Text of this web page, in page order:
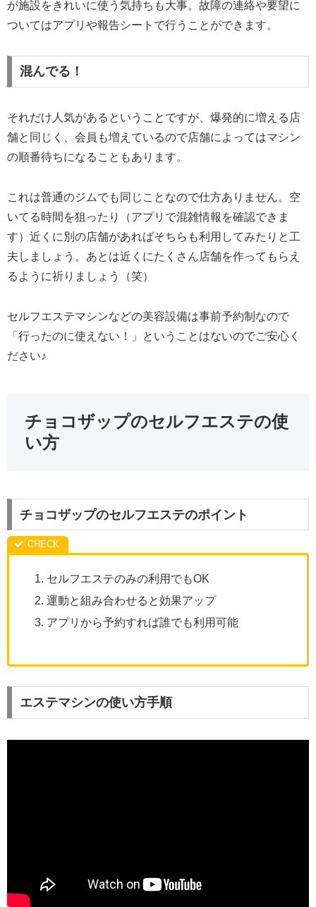
が施設をきれいに使う気持ちも大事。故障の連絡や要望に
ついてはアプリや報告シートで行うことができます。
混んでる！
それだけ人気があるということですが、爆発的に増える店
舗と同じく、会員も増えているので店舗によってはマシン
の順番待ちになることもあります。
これは普通のジムでも同じことなので仕方ありません。空
いてる時間を狙ったり（アプリで混雑情報を確認できま
す）近くに別の店舗があればそちらも利用してみたりと工
夫しましょう。あとは近くにたくさん店舗を作ってもらえ
るように祈りましょう（笑）
セルフエステマシンなどの美容設備は事前予約制なので
「行ったのに使えない！」ということはないのでご安心く
ださい♪
チョコザップのセルフエステの使
い方
チョコザップのセルフエステのポイント
セルフエステのみの利用でもOK
運動と組み合わせると効果アップ
アプリから予約すれば誰でも利用可能
エステマシンの使い方手順